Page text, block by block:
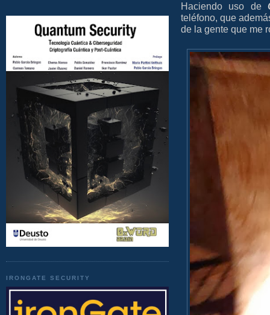
IRONGATE SECURITY
Haciendo uso de
teléfono, que
de la gente que me